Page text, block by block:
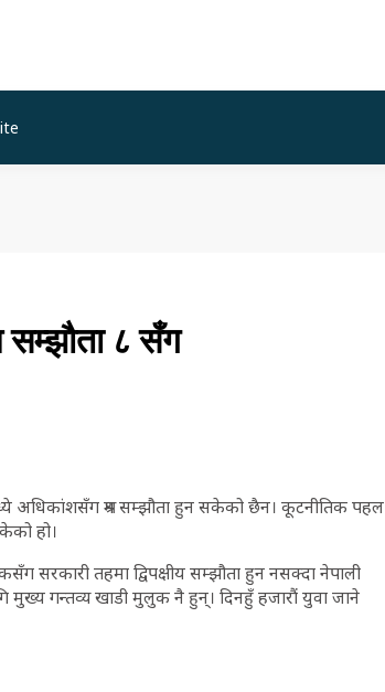
८ सँग
अधिकांशसँग श्रम सम्झौता हुन सकेको छैन। कूटनीतिक पहल
हो।
सरकारी तहमा द्विपक्षीय सम्झौता हुन नसक्दा नेपाली
मुख्य गन्तव्य खाडी मुलुक नै हुन्। दिनहुँ हजारौं युवा जाने